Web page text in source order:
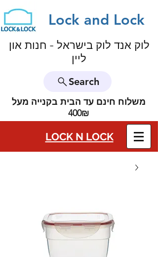
Lock and Lock
לוק אנד לוק בישראל - חנות און
ליין
Search
משלוח חינם עד הבית בקנייה מעל
400₪
LOCK N LOCK